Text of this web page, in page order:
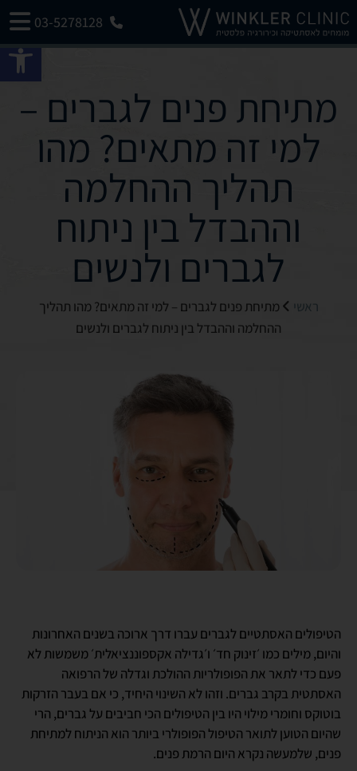
03-5278128
מתיחת פנים לגברים –
למי זה מתאים? מהו
תהליך ההחלמה
וההבדל בין ניתוח
לגברים ולנשים
ראשי
מתיחת פנים לגברים – למי זה מתאים? מהו תהליך
ההחלמה וההבדל בין ניתוח לגברים ולנשים
הטיפולים האסתטיים לגברים עברו דרך ארוכה בשנים האחרונות
והיום, מילים כמו ׳זינוק חד׳ ו׳גדילה אקספוננציאלית׳ משמשות לא
פעם כדי לתאר את הפופולריות ההולכת וגדלה של הרפואה
האסתטית בקרב גברים. וזהו לא השינוי היחיד, כי אם בעבר הזרקות
בוטוקס וחומרי מילוי היו בין הטיפולים הכי חביבים על גברים, הרי
שהיום הטוען לתואר הטיפול הפופולרי ביותר הוא הניתוח למתיחת
פנים, שלמעשה נקרא היום הרמת פנים.